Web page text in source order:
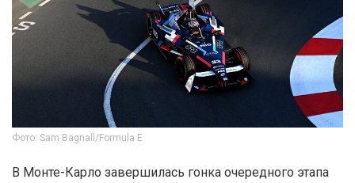
Фото: Sam Bagnall/Formula E
В Монте-Карло завершилась гонка очередного этапа